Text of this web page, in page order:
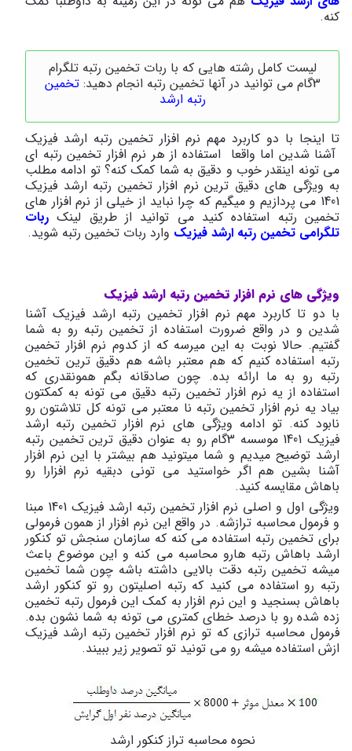
کنه.
لیست کامل رشته هایی که با ربات تخمین رتبه تلگرام
3گام می توانید در آنها تخمین رتبه انجام دهید:
تخمین
رتبه ارشد
تا اینجا با دو کاربرد مهم نرم افزار تخمین رتبه ارشد فیزیک
آشنا شدین اما واقعا استفاده از هر نرم افزار تخمین رتبه ای
می تونه اینقدر خوب و دقیق به شما کمک کنه؟ تو ادامه مطلب
به ویژگی های دقیق ترین نرم افزار تخمین رتبه ارشد فیزیک
1401 می پردازیم و میگیم که چرا نباید از خیلی از نرم افزار های
تخمین رتبه استفاده کنید می توانید از طریق لینک ربات
تلگرامی تخمین رتبه ارشد فیزیک وارد ربات تخمین رتبه شوید.
ویژگی های نرم افزار تخمین رتبه ارشد فیزیک
با دو تا کاربرد مهم نرم افزار تخمین رتبه ارشد فیزیک آشنا
شدین و در واقع ضرورت استفاده از تخمین رتبه رو به شما
گفتیم. حالا نوبت به این میرسه که از کدوم نرم افزار تخمین
رتبه استفاده کنیم که هم معتبر باشه هم دقیق ترین تخمین
رتبه رو به ما ارائه بده. چون صادقانه بگم همونقدری که
استفاده از یه نرم افزار تخمین رتبه دقیق می تونه به کمکتون
بیاد یه نرم افزار تخمین رتبه نا معتبر می تونه کل تلاشتون رو
نابود کنه. تو ادامه ویژگی های نرم افزار تخمین رتبه ارشد
فیزیک 1401 موسسه 3گام رو به عنوان دقیق ترین تخمین رتبه
ارشد توضیح میدیم و شما میتونید هم بیشتر با این نرم افزار
آشنا بشین هم اگر خواستید می تونی دبقیه نرم افزارا رو
باهاش مقایسه کنید.
ویژگی اول و اصلی نرم افزار تخمین رتبه ارشد فیزیک 1401 مبنا
و فرمول محاسبه ترازشه. در واقع این نرم افزار از همون فرمولی
برای تخمین رتبه استفاده می کنه که سازمان سنجش تو کنکور
ارشد باهاش رتبه هارو محاسبه می کنه و این موضوع باعث
میشه تخمین رتبه دقت بالایی داشته باشه چون شما تخمین
رتبه رو استفاده می کنید که رتبه اصلیتون رو تو کنکور ارشد
باهاش بسنجید و این نرم افزار به کمک این فرمول رتبه تخمین
زده شده رو با درصد خطای کمتری می تونه به شما نشون بده.
فرمول محاسبه ترازی که تو نرم افزار تخمین رتبه ارشد فیزیک
ازش استفاده میشه رو می تونید تو تصویر زیر ببیند.
نحوه محاسبه تراز کنکور ارشد